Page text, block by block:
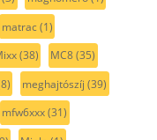
matrac(1)
(38) MC8(35)
meghajtószíj (39)
mfw6xxx(31)